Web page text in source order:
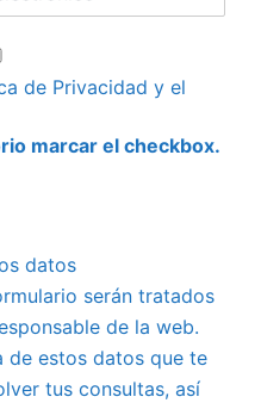
de Privacidad y el
marcar el checkbox.
datos
serán tratados
de la web.
de estos datos que te
tus consultas, así